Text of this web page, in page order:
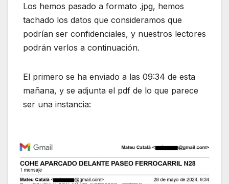
Los hemos pasado a formato .jpg, hemos
tachado los datos que consideramos que
podrían ser confidenciales, y nuestros lectores
podrán verlos a continuación.
El primero se ha enviado a las 09:34 de esta
mañana, y se adjunta el pdf de lo que parece
ser una instancia: